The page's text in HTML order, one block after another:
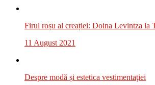
Firul roșu al creației: Doina Levintza la
11 August 2021
Despre modă și estetica vestimentației